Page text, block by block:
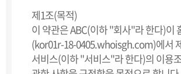
제1조(목적)
이 약관은 ABC(이하 "회사"라 한다)이
(kor01r-18-0405.whoisgh.com)에서
서비스(이하 "서비스"라 한다)의 이용